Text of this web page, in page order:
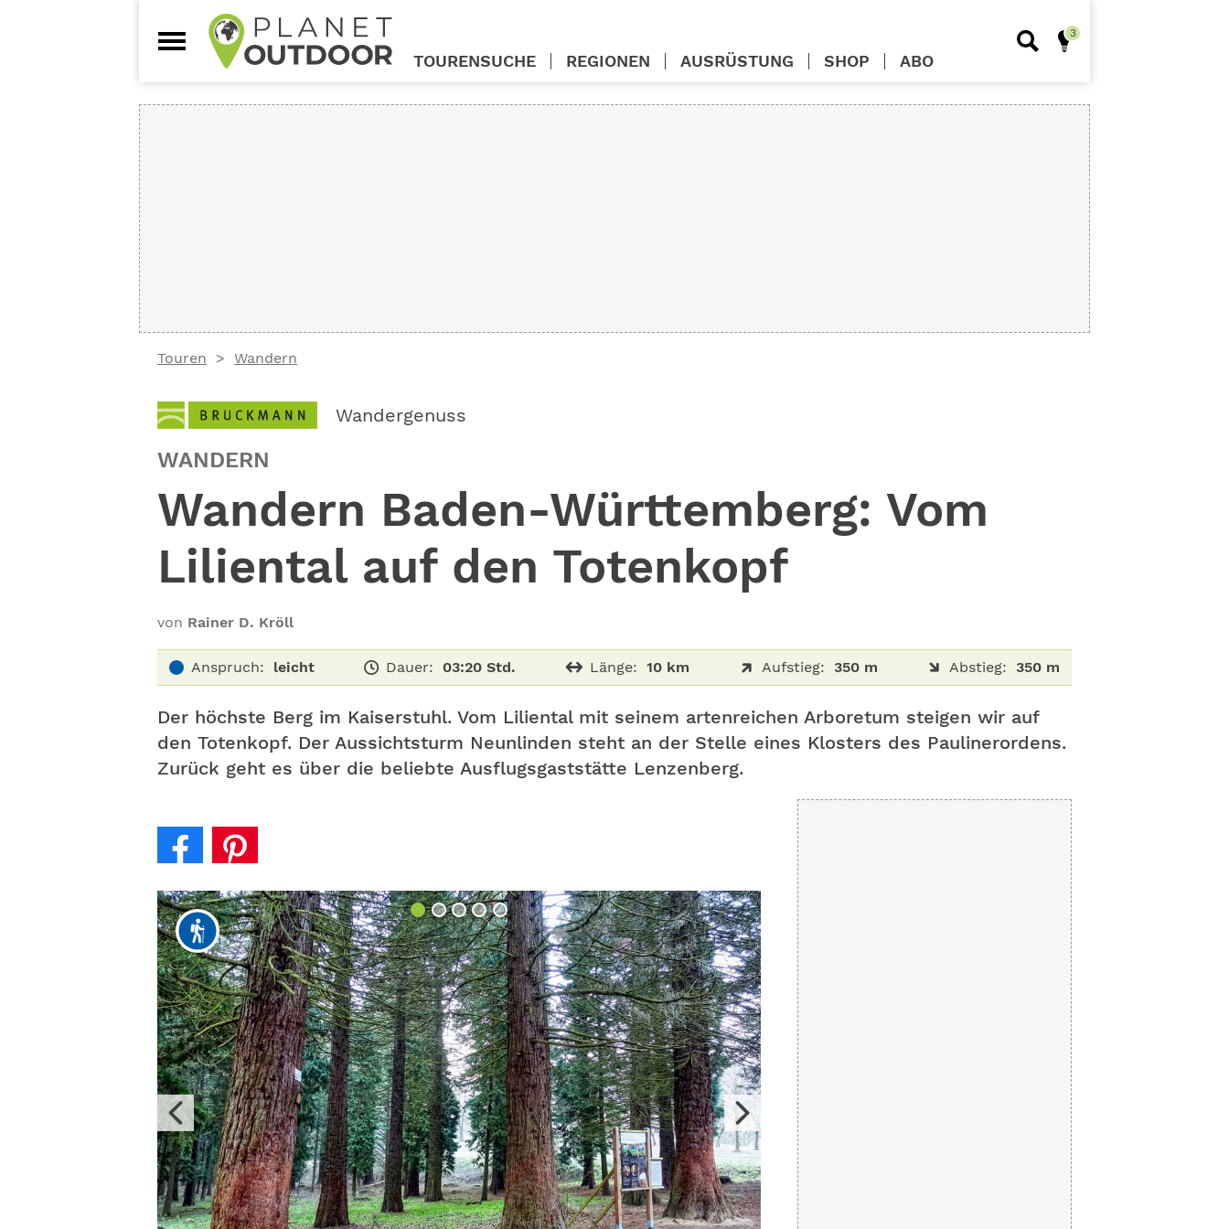
Touren Wandern
Wandergenuss
WANDERN
Wandern Baden-Württemberg: Vom
Liliental auf den Totenkopf
von Rainer D. Kröll
Anspruch: leicht Dauer: 03:20 Std. Länge: 10 km Aufstieg: 350 m Abstieg: 350 m
Der höchste Berg im Kaiserstuhl. Vom Liliental mit seinem artenreichen Arboretum steigen wir auf
den Totenkopf. Der Aussichtsturm Neunlinden steht an der Stelle eines Klosters des Paulinerordens.
Zurück geht es über die beliebte Ausflugsgaststätte Lenzenberg.
TOURENSUCHE REGIONEN AUSRÜSTUNG SHOP ABO